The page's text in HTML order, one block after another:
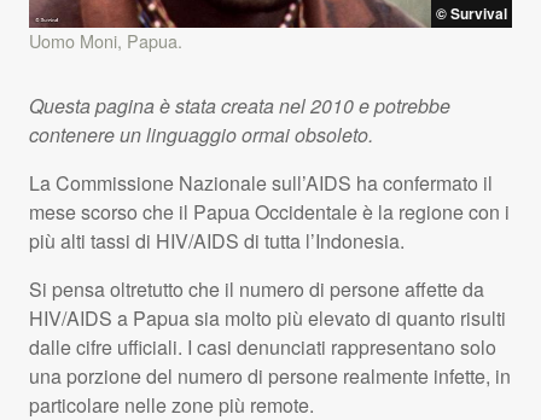
© Survival
Uomo Moni, Papua.
Questa pagina è stata creata nel 2010 e potrebbe
contenere un linguaggio ormai obsoleto.
La Commissione Nazionale sull’AIDS ha confermato il
mese scorso che il Papua Occidentale è la regione con i
più alti tassi di HIV/AIDS di tutta l’Indonesia.
Si pensa oltretutto che il numero di persone affette da
HIV/AIDS a Papua sia molto più elevato di quanto risulti
dalle cifre ufficiali. I casi denunciati rappresentano solo
una porzione del numero di persone realmente infette, in
particolare nelle zone più remote.